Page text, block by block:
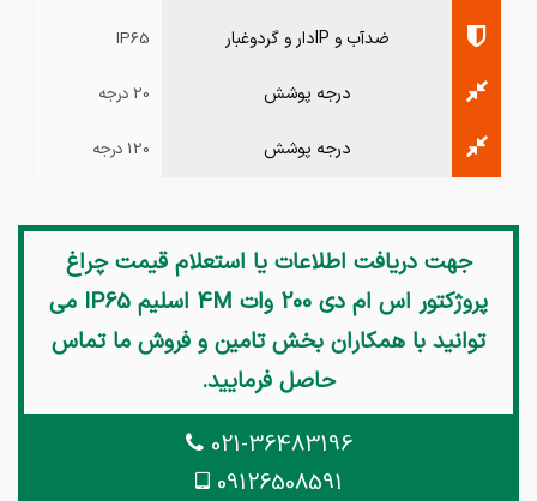
ضدآب و IPدار و گردوغبار IP65
درجه پوشش 20 درجه
درجه پوشش 120 درجه
جهت دریافت اطلاعات یا استعلام قیمتچراغ
پروژکتور اس ام دی 200 وات 4M اسلیم IP65
می
توانید با همکاران بخش تامین و فروش ما تماس
حاصل فرمایید.
021-36483196
09126508591